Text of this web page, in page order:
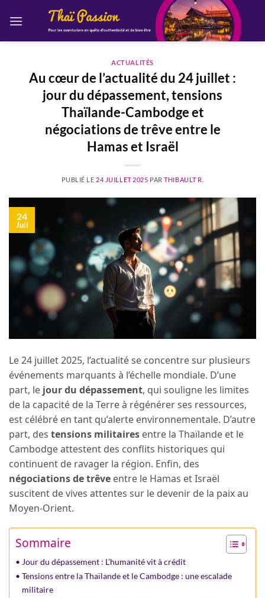
ACTUALITÉS
Au cœur de l’actualité du 24 juillet :
jour du dépassement, tensions
Thaïlande-Cambodge et
négociations de trêve entre le
Hamas et Israël
PUBLIÉ LE 24 JUILLET 2025 PARTHIBAULT R.
24
Juil
Le 24 juillet 2025, l’actualité se concentre sur plusieurs
événements marquants à l’échelle mondiale. D’une
part, le jour du dépassement, qui souligne les limites
de la capacité de la Terre à régénérer ses ressources,
est célébré en tant qu’alerte environnementale. D’autre
part, des tensions militaires entre la Thaïlande et le
Cambodge attestent des conflits historiques qui
continuent de ravager la région. Enfin, des
négociations de trêve entre le Hamas et Israël
suscitent de vives attentes sur le devenir de la paix au
Moyen-Orient.
Sommaire
Jour du dépassement : L’humanité vit à crédit
Tensions entre la Thaïlande et le Cambodge : une escalade
militaire